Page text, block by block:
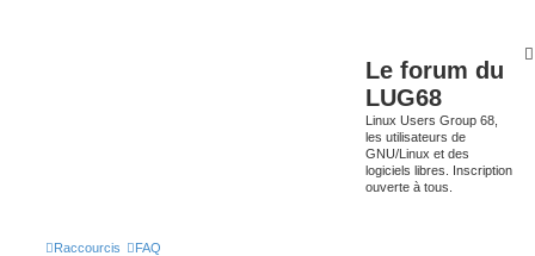
Le forum du
LUG68
Linux Users Group 68,
les utilisateurs de
GNU/Linux et des
logiciels libres. Inscription
ouverte à tous.
Raccourcis FAQ